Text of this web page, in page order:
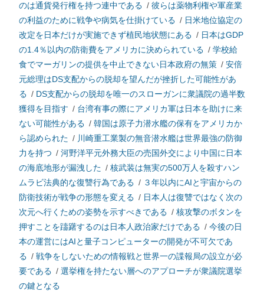
のは通貨発行権を持つ連中である / 彼らは薬物利権や軍産業
の利益のために戦争や病気を仕掛けている / 日米地位協定の
改定を日本だけが実施できず植民地状態にある / 日本はGDP
の1.4％以内の防衛費をアメリカに決められている / 学校給
食でマーガリンの提供を中止できない日本政府の無策 / 安倍
元総理はDS支配からの脱却を望んだが挫折した可能性があ
る / DS支配からの脱却を唯一のスローガンに衆議院の過半数
獲得を目指す / 台湾有事の際にアメリカ軍は日本を助けに来
ない可能性がある / 韓国は原子力潜水艦の保有をアメリカか
ら認められた / 川崎重工業製の無音潜水艦は世界最強の防御
力を持つ / 河野洋平元外務大臣の売国外交により中国に日本
の海底地形が漏洩した / 核武装は無実の500万人を殺すハン
ムラビ法典的な復讐行為である / ３年以内にAIと宇宙からの
防衛技術が戦争の形態を変える / 日本人は復讐ではなく次の
次元へ行くための姿勢を示すべきである / 核攻撃のボタンを
押すことを躊躇するのは日本人政治家だけである / 今後の日
本の運営にはAIと量子コンピューターの開発が不可欠であ
る / 戦争をしないための情報戦と世界一の諜報局の設立が必
要である / 選挙権を持たない層へのアプローチが衆議院選挙
の鍵となる